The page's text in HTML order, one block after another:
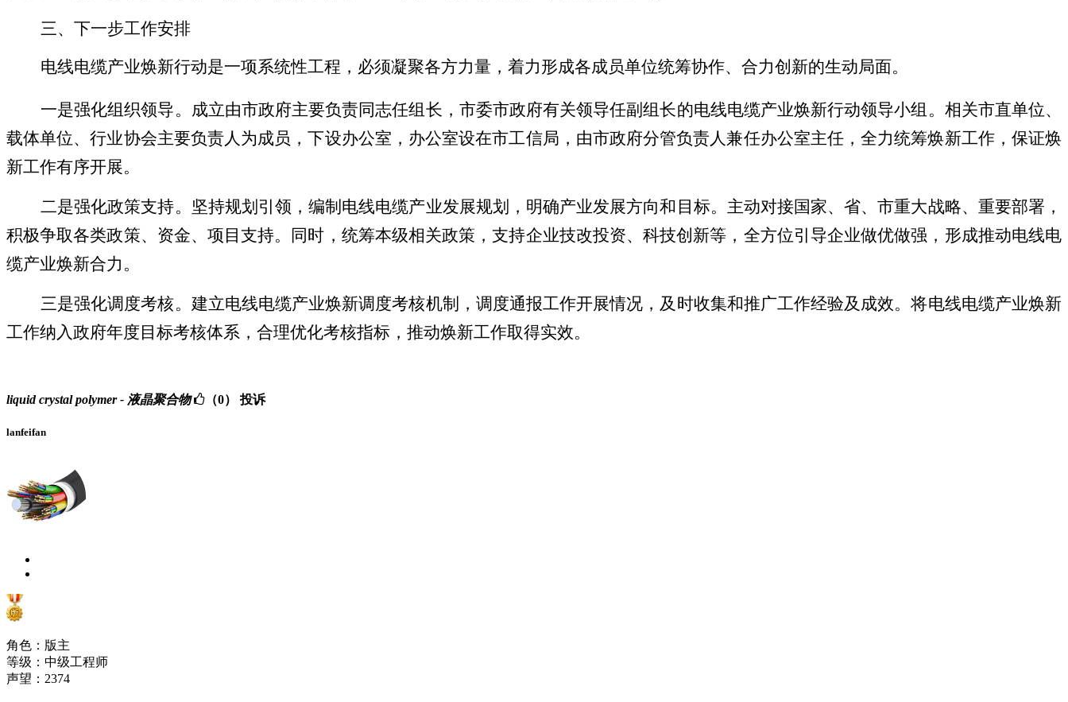
三、 下一步工作安排
电线电缆产业焕新行动是一项系统性工程，必须凝聚各方力量，着力形成各成员单位统筹协作、合力创新的生动局面。
一是强化组织领导。 成立由市政府主要负责同志任组长，市委市政府有关领导任副组长的电线电缆产业焕新行动领导小组。 相关市直单位、
载体单位、行业协会主要负责人为成员，下设办公室，办公室设在市工信局，由市政府分管负责人兼任办公室主任，全力统筹焕新工作， 保证焕
新工作有序开展。
二是强化政策支持。 坚持规划引领，编制电线电缆产业发展规划，明确产业发展方向和目标。 主动对接国家、省、市重大战略、重要部署，
积极争取各类政策、资金、项目支持。
同时，统筹本级相关政策，支持企业技改投资、科技创新等，全方位引导企业做优做强， 形成推动电线电
缆产业焕新合力。
三是强化调度考核。 建立电线电缆产业焕新调度考核机制，调度通报工作开展情况，及时收集和推广工作经验及成效。将电线电缆产业焕新
工作纳入政府年度目标考核体系，合理优化考核指标，推动焕新工作取得实效。
liquid crystal polymer - 液晶聚合物 （0） 投诉
lanfeifan
角色：版主
等级：中级工程师
声望： 2374